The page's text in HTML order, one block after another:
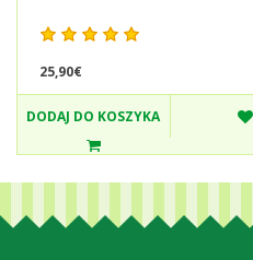
25,90€
DODAJ DO KOSZYKA